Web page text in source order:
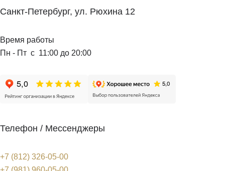
Телефон / Мессенджеры
+7 (812) 326-05-00
Санкт-Петербург, ул. Рюхина 12
Время работы
Пн - Пт с 11:00 до 20:00